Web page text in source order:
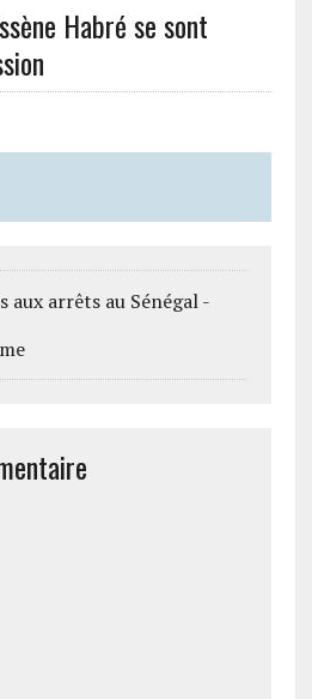
Habré se sont
aux arrêts au Sénégal -